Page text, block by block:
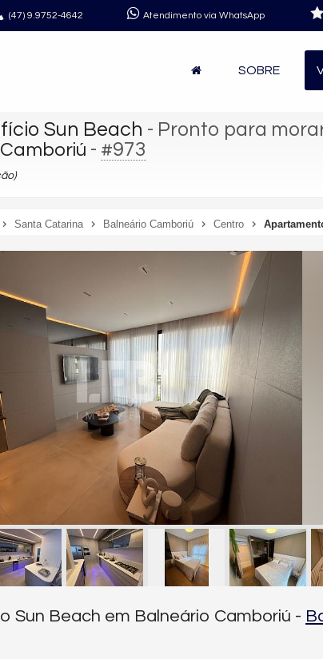
(47) 9.9752-4642 Atendimento via WhatsApp
SOBRE
Sun Beach - Pronto para
- #973
Santa Catarina Balneário Camboriú Centro
Sun Beach em Balneário Camboriú -